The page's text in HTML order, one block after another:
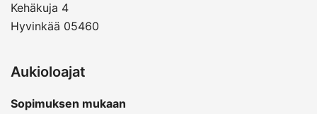
Kehäkuja 4
Hyvinkää 05460
Aukioloajat
Sopimuksen mukaan